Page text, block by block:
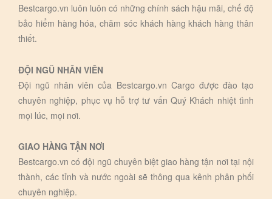
Bestcargo.vn luôn luôn có những chính sách hậu mãi, chế độ
bảo hiểm hàng hóa, chăm sóc khách hàng khách hàng thân
thiết.
ĐỘI NGŨ NHÂN VIÊN
Đội ngũ nhân viên của Bestcargo.vn Cargo được đào tạo
chuyên nghiệp, phục vụ hỗ trợ tư vấn Quý Khách nhiệt tình
mọi lúc, mọi nơi.
GIAO HÀNG TẬN NƠI
Bestcargo.vn có đội ngũ chuyên biệt giao hàng tận nơi tại nội
thành, các tỉnh và nước ngoài sẽ thông qua kênh phân phối
chuyên nghiệp.